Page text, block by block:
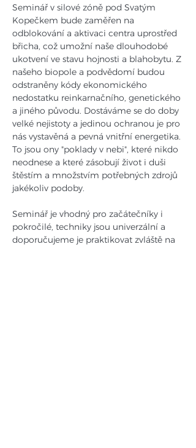
Seminář v silové zóně pod Svatým
Kopečkem bude zaměřen na
odblokování a aktivaci centra uprostřed
břicha, což umožní naše dlouhodobé
ukotvení ve stavu hojnosti a blahobytu. Z
našeho biopole a podvědomí budou
odstraněny kódy ekonomického
nedostatku reinkarnačního, genetického
a jiného původu. Dostáváme se do doby
velké nejistoty a jedinou ochranou je pro
nás vystavěná a pevná vnitřní energetika.
To jsou ony "poklady v nebi", které nikdo
neodnese a které zásobují život i duši
štěstím a množstvím potřebných zdrojů
jakékoliv podoby.
Seminář je vhodný pro začátečníky i
pokročilé, techniky jsou univerzální a
doporučujeme je praktikovat zvláště na